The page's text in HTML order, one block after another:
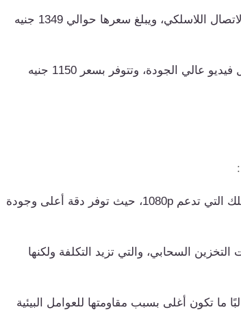
تتميز بجودة فيديو 2K ودعم الاتصال اللاسلكي، ويبلغ سعرها حوالي 1349 جنيه
مزودة بإمكانيات الاتصال الذكي، وتسجيل فيديو عالي الجودة، وتتوفر بسعر 1150 جنيه
الكاميرات التي تدعم 2K أو 4K تكون أغلى من تلك التي تدعم 1080p، حيث توفر دقة أعلى وجودة
السحابي، والتي تزيد التكلفة ولكنها
ما تكون أغلى بسبب مقاومتها للعوامل البيئية